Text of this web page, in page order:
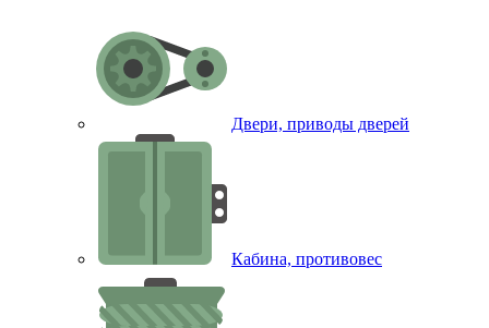
Двери, приводы дверей
Кабина, противовес